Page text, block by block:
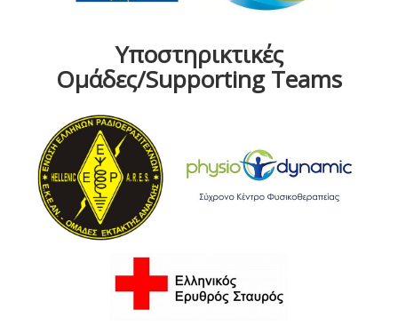
Υποστηρικτικές
Ομάδες/Supporting Teams